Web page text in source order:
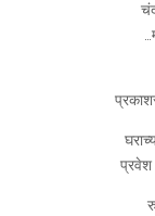
प्रवेश